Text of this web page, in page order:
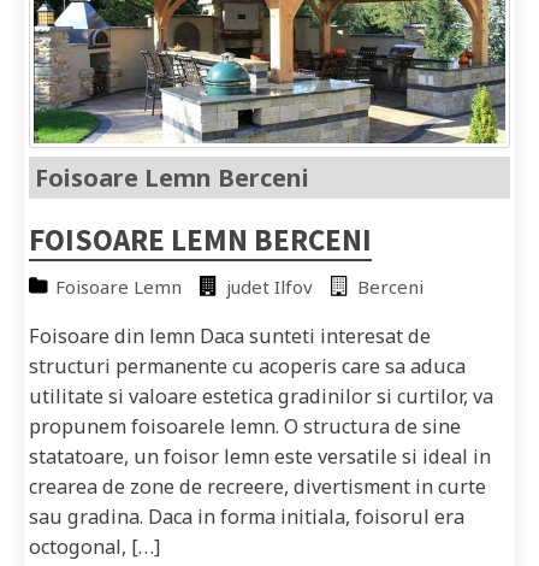
Foisoare Lemn Berceni
FOISOARE LEMN BERCENI
Foisoare Lemn judet Ilfov Berceni
Foisoare din lemn Daca sunteti interesat de
structuri permanente cu acoperis care sa aduca
utilitate si valoare estetica gradinilor si curtilor, va
propunem foisoarele lemn. O structura de sine
statatoare, un foisor lemn este versatile si ideal in
crearea de zone de recreere, divertisment in curte
sau gradina. Daca in forma initiala, foisorul era
octogonal, […]